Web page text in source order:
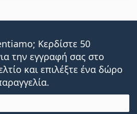
Κερδίστε 50
την εγγραφή σας στο
και επιλέξτε ένα δώρο